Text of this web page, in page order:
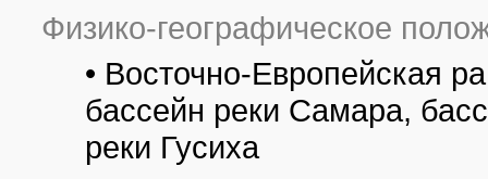
Физико-географическое
• Восточно-Европейская
бассейн реки Самара,
реки Гусиха